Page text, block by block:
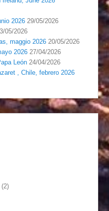
2026 29/05/2026
05/2026
maggio 2026 20/05/2026
2026 27/04/2026
León 24/04/2026
, Chile, febrero 2026